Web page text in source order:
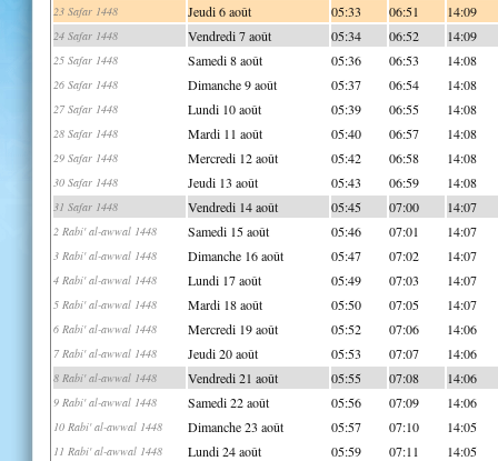
23 Safar 1448 Jeudi 6 août 05:33 06:51 14:09
24 Safar 1448 Vendredi 7 août 05:34 06:52 14:09
25 Safar 1448 Samedi 8 août 05:36 06:53 14:08
26 Safar 1448 Dimanche 9 août 05:37 06:54 14:08
27 Safar 1448 Lundi 10 août 05:39 06:55 14:08
28 Safar 1448 Mardi 11 août 05:40 06:57 14:08
29 Safar 1448 Mercredi 12 août 05:42 06:58 14:08
30 Safar 1448 Jeudi 13 août 05:43 06:59 14:08
31 Safar 1448 Vendredi 14 août 05:45 07:00 14:07
2 Rabi' al-awwal 1448 Samedi 15 août 05:46 07:01 14:07
3 Rabi' al-awwal 1448 Dimanche 16 août 05:47 07:02 14:07
4 Rabi' al-awwal 1448 Lundi 17 août 05:49 07:03 14:07
5 Rabi' al-awwal 1448 Mardi 18 août 05:50 07:05 14:07
6 Rabi' al-awwal 1448 Mercredi 19 août 05:52 07:06 14:06
7 Rabi' al-awwal 1448 Jeudi 20 août 05:53 07:07 14:06
8 Rabi' al-awwal 1448 Vendredi 21 août 05:55 07:08 14:06
9 Rabi' al-awwal 1448 Samedi 22 août 05:56 07:09 14:06
10 Rabi' al-awwal 1448 Dimanche 23 août 05:57 07:10 14:05
11 Rabi' al-awwal 1448 Lundi 24 août 05:59 07:11 14:05